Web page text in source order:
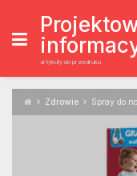
content
artykuły do przedruku
Zdrowie Spray do